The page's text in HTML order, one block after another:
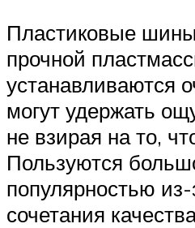
Пластиковые
прочной
устанавливаются
могут удержать
не взирая на то,
Пользуются
популярностью из-
сочетания